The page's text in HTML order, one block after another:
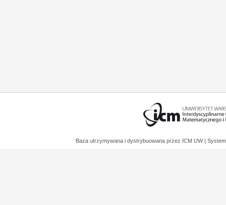
Baza utrzymywana i dystrybuowana przez ICM UW |